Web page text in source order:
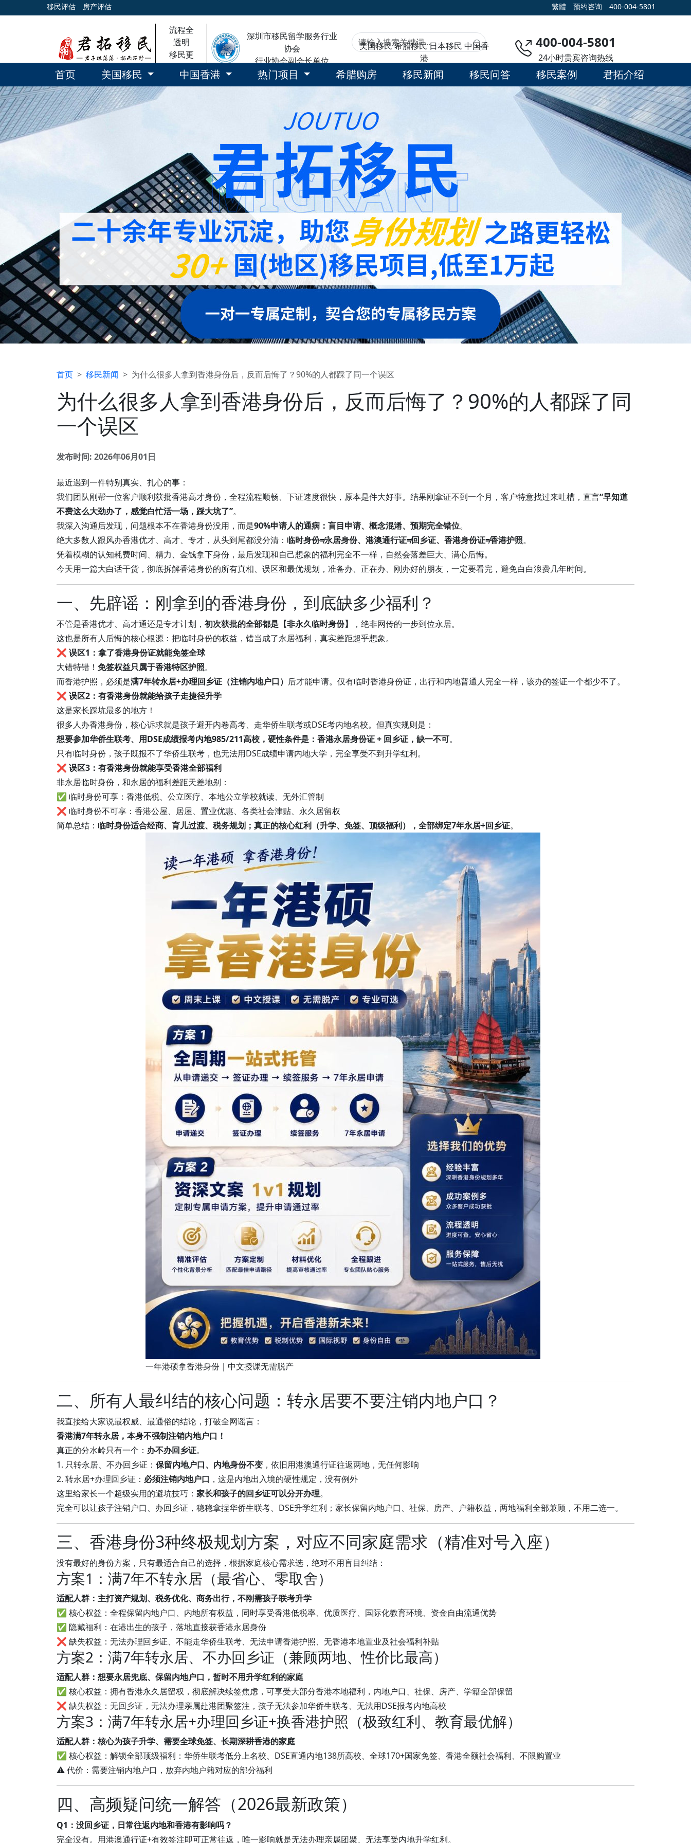
移民评估 房产评估 繁體 预约咨询 400-004-5801
流程全
透明
移民更
放心
深圳市移民留学服务行业
协会
行业协会副会长单位
美国移民希腊移民日本移民 中国香
港
400-004-5801
24小时贵宾咨询热线
首页 美国移民 中国香港 热门项目 希腊购房 移民新闻 移民问答 移民案例 君拓介绍
首页 移民新闻 为什么很多人拿到香港身份后，反而后悔了？90%的人都踩了同一个误区
为什么很多人拿到香港身份后，反而后悔了？90%的人都踩了同
一个误区
发布时间: 2026年06月01日
最近遇到一件特别真实、扎心的事：
我们团队刚帮一位客户顺利获批香港高才身份，全程流程顺畅、下证速度很快，原本是件大好事。结果刚拿证不到一个月，客户特意找过来吐槽，直言“早知道
不费这么大劲办了，感觉白忙活一场，踩大坑了”。
我深入沟通后发现，问题根本不在香港身份没用，而是90%申请人的通病：盲目申请、概念混淆、预期完全错位。
绝大多数人跟风办香港优才、高才、专才，从头到尾都没分清： 临时身份≠永居身份、港澳通行证≠回乡证、香港身份证≠香港护照。
凭着模糊的认知耗费时间、精力、金钱拿下身份，最后发现和自己想象的福利完全不一样，自然会落差巨大、满心后悔。
今天用一篇大白话干货，彻底拆解香港身份的所有真相、误区和最优规划，准备办、正在办、刚办好的朋友，一定要看完，避免白白浪费几年时间。
一、先辟谣：刚拿到的香港身份，到底缺多少福利？
不管是香港优才、高才通还是专才计划， 初次获批的全部都是【非永久临时身份】
，绝非网传的一步到位永居。
这也是所有人后悔的核心根源：把临时身份的权益，错当成了永居福利，真实差距超乎想象。
❌ 误区1：拿了香港身份证就能免签全球
大错特错！ 免签权益只属于香港特区护照。
而香港护照，必须是满7年转永居+办理回乡证（注销内地户口） 后才能申请。仅有临时香港身份证，出行和内地普通人完全一样，该办的签证一个都少不了。
❌ 误区2：有香港身份就能给孩子走捷径升学
这是家长踩坑最多的地方！
很多人办香港身份，核心诉求就是孩子避开内卷高考、走华侨生联考或DSE考内地名校。但真实规则是：
想要参加华侨生联考、用DSE成绩报考内地985/211高校，硬性条件是：香港永居身份证 + 回乡证，缺一不可。
只有临时身份，孩子既报不了华侨生联考，也无法用DSE成绩申请内地大学，完全享受不到升学红利。
❌ 误区3：有香港身份就能享受香港全部福利
非永居临时身份，和永居的福利差距天差地别：
✅ 临时身份可享：香港低税、公立医疗、本地公立学校就读、无外汇管制
❌ 临时身份不可享：香港公屋、居屋、置业优惠、各类社会津贴、永久居留权
简单总结： 临时身份适合经商、育儿过渡、税务规划；真正的核心红利（升学、免签、顶级福利），全部绑定7年永居+回乡证。
一年港硕拿香港身份｜中文授课无需脱产
二、所有人最纠结的核心问题：转永居要不要注销内地户口？
我直接给大家说最权威、最通俗的结论，打破全网谣言：
香港满7年转永居，本身不强制注销内地户口！
真正的分水岭只有一个： 办不办回乡证。
1. 只转永居、不办回乡证： 保留内地户口、内地身份不变 ，依旧用港澳通行证往返两地，无任何影响
2. 转永居+办理回乡证： 必须注销内地户口 ，这是内地出入境的硬性规定，没有例外
这里给家长一个超级实用的避坑技巧： 家长和孩子的回乡证可以分开办理。
完全可以让孩子注销户口、办回乡证，稳稳拿捏华侨生联考、DSE升学红利；家长保留内地户口、社保、房产、户籍权益，两地福利全部兼顾，不用二选一。
三、香港身份3种终极规划方案，对应不同家庭需求（精准对号入座）
没有最好的身份方案，只有最适合自己的选择，根据家庭核心需求选，绝对不用盲目纠结：
方案1：满7年不转永居（最省心、零取舍）
适配人群：主打资产规划、税务优化、商务出行，不刚需孩子联考升学
✅ 核心权益：全程保留内地户口、内地所有权益，同时享受香港低税率、优质医疗、国际化教育环境、资金自由流通优势
✅ 隐藏福利：在港出生的孩子，落地直接获香港永居身份
❌ 缺失权益：无法办理回乡证、不能走华侨生联考、无法申请香港护照、无香港本地置业及社会福利补贴
方案2：满7年转永居、不办回乡证（兼顾两地、性价比最高）
适配人群：想要永居兜底、保留内地户口，暂时不用升学红利的家庭
✅ 核心权益：拥有香港永久居留权，彻底解决续签焦虑，可享受大部分香港本地福利，内地户口、社保、房产、学籍全部保留
❌ 缺失权益：无回乡证，无法办理亲属赴港团聚签注，孩子无法参加华侨生联考、无法用DSE报考内地高校
方案3：满7年转永居+办理回乡证+换香港护照（极致红利、教育最优解）
适配人群：核心为孩子升学、需要全球免签、长期深耕香港的家庭
✅ 核心权益：解锁全部顶级福利：华侨生联考低分上名校、DSE直通内地138所高校、全球170+国家免签、香港全额社会福利、不限购置业
⚠️ 代价：需要注销内地户口，放弃内地户籍对应的部分福利
四、高频疑问统一解答（2026最新政策）
Q1：没回乡证，日常往返内地和香港有影响吗？
完全没有。用港澳通行证+有效签注即可正常往返，唯一影响就是无法办理亲属团聚、无法享受内地升学红利。